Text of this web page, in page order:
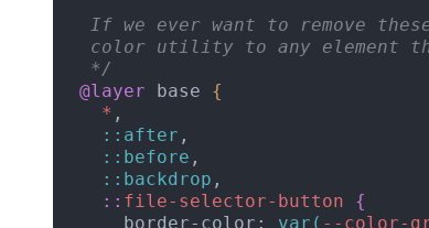
If we ever want to remove
color utility to any element
*/
@layer base {
  *
,
  ::after
,
  ::before
,
  ::backdrop
,
  ::
file-selector-button
{
    border-color:
var ( --color-